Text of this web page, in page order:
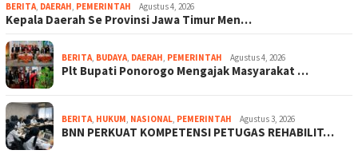
BERITA, DAERAH, PEMERINTAH Agustus 4, 2026
Kepala Daerah Se Provinsi Jawa Timur Men…
BERITA, BUDAYA, DAERAH, PEMERINTAH Agustus 4, 2026
Plt Bupati Ponorogo Mengajak Masyarakat …
BERITA, HUKUM, NASIONAL, PEMERINTAH Agustus 3, 2026
BNN PERKUAT KOMPETENSI PETUGAS REHABILIT…